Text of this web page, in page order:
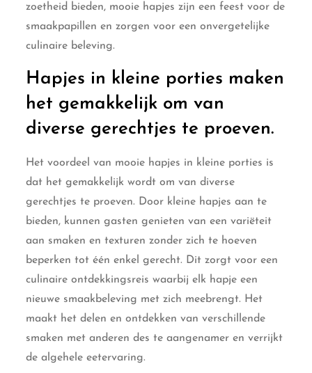
zoetheid bieden, mooie hapjes zijn een feest voor de
smaakpapillen en zorgen voor een onvergetelijke
culinaire beleving.
Hapjes in kleine porties maken
het gemakkelijk om van
diverse gerechtjes te proeven.
Het voordeel van mooie hapjes in kleine porties is
dat het gemakkelijk wordt om van diverse
gerechtjes te proeven. Door kleine hapjes aan te
bieden, kunnen gasten genieten van een variëteit
aan smaken en texturen zonder zich te hoeven
beperken tot één enkel gerecht. Dit zorgt voor een
culinaire ontdekkingsreis waarbij elk hapje een
nieuwe smaakbeleving met zich meebrengt. Het
maakt het delen en ontdekken van verschillende
smaken met anderen des te aangenamer en verrijkt
de algehele eetervaring.